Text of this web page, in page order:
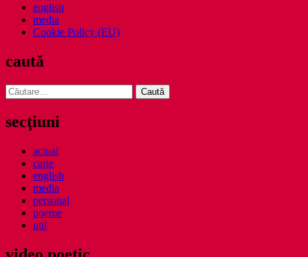
english
media
Cookie Policy (EU)
caută
Caută
după:
secţiuni
actual
carte
english
media
personal
poeme
util